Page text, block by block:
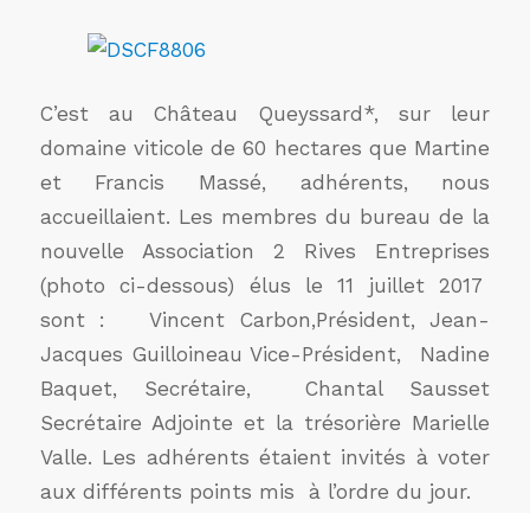
C’est au Château Queyssard*, sur leur
domaine viticole de 60 hectares que Martine
et Francis Massé, adhérents, nous
accueillaient. Les membres du bureau de la
nouvelle Association 2 Rives Entreprises
(photo ci-dessous) élus le 11 juillet 2017
sont : Vincent Carbon,Président, Jean-
Jacques Guilloineau Vice-Président, Nadine
Baquet, Secrétaire, Chantal Sausset
Secrétaire Adjointe et la trésorière Marielle
Valle. Les adhérents étaient invités à voter
aux différents points mis à l’ordre du jour.